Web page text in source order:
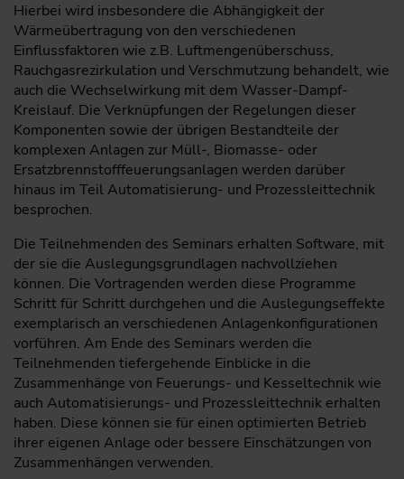
Hierbei wird insbesondere die Abhängigkeit der
Wärmeübertragung von den verschiedenen
Einflussfaktoren wie z.B. Luftmengenüberschuss,
Rauchgasrezirkulation und Verschmutzung behandelt, wie
auch die Wechselwirkung mit dem Wasser-­Dampf-
Kreislauf. Die Verknüpfungen der Regelungen dieser
Komponenten sowie der übrigen Bestandteile der
komplexen Anlagen zur Müll-, Biomasse- oder
Ersatzbrennstofffeuerungsanlagen werden darüber
hinaus im Teil Automatisierung- und Prozessleittechnik
besprochen.
Die Teilnehmenden des Seminars erhalten Software, mit
der sie die Auslegungsgrundlagen nachvollziehen
können. Die Vortragenden werden diese Programme
Schritt für Schritt durchgehen und die Auslegungseffekte
exemplarisch an verschiedenen Anlagenkonfigu­rationen
vorführen. Am Ende des Seminars werden die
Teilnehmenden tiefergehende Einblicke in die
Zusammenhänge von Feuerungs- und Kesseltechnik wie
auch Automatisierungs- und Prozessleittechnik erhalten
haben. Diese können sie für einen optimierten Betrieb
ihrer eigenen Anlage oder bessere Einschätzungen von
Zusammenhängen verwenden.